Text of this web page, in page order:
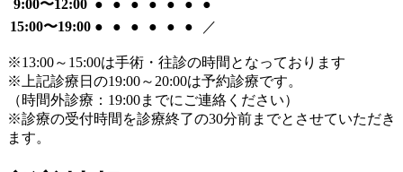
9:00〜12:00 ● ● ● ● ● ●
●
15:00〜19:00 ● ● ● ● ● ● ／
※13:00～15:00は手術・往診の時間となっております
※上記診療日の19:00～20:00は予約診療です。
（時間外診療：19:00までにご連絡ください）
※診療の受付時間を診療終了の30分前までとさせていただき
ます。